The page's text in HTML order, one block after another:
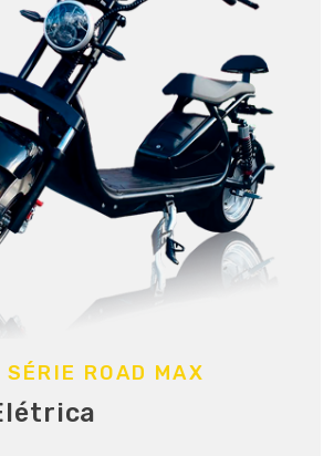
SÉRIE ROAD MAX